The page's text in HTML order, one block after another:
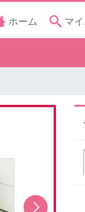
ホーム マ